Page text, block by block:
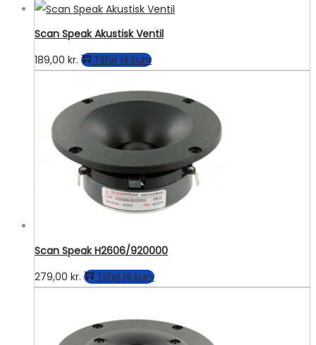
Scan Speak Akustisk Ventil
189,00 kr. Tilføj til kurv
Scan Speak H2606/920000
279,00 kr. Tilføj til kurv